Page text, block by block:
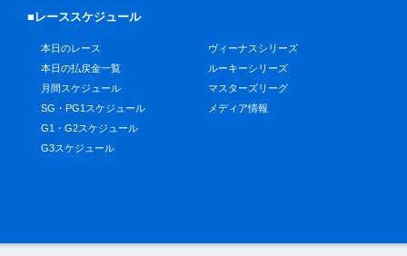
■レーススケジュール
本日のレース
本日の払戻金一覧
月間スケジュール
SG・PG1スケジュール
G1・G2スケジュール
G3スケジュール
ヴィーナスシリーズ
ルーキーシリーズ
マスターズリーグ
メディア情報